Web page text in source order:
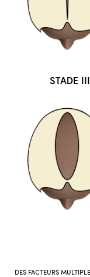
STADE III
DES FACTEURS